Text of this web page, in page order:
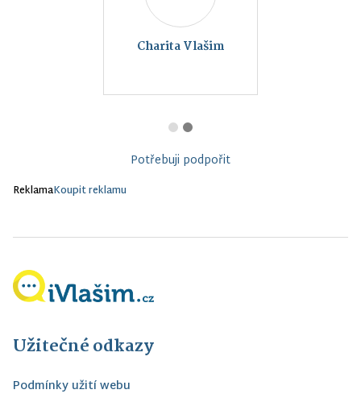
Charita Vlašim
Potřebuji podpořit
ReklamaKoupit reklamu
Užitečné odkazy
Podmínky užití webu